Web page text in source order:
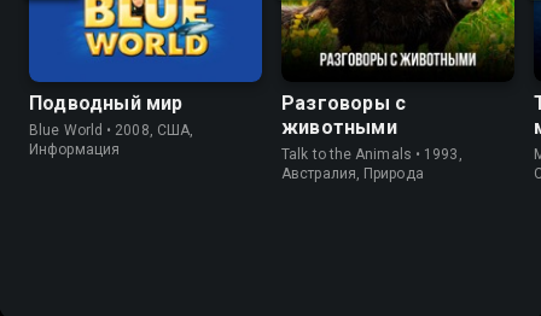
Подводный мир
Blue World • 2008, США,
Информация
Разговоры с
животными
Talk to the Animals • 1993,
Австралия, Природа